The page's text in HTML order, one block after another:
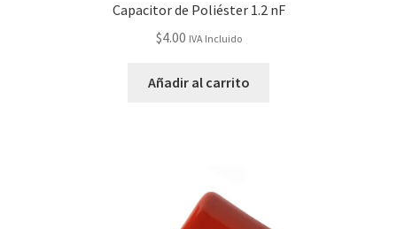
Capacitor de Poliéster 1.2 nF
$4.00 IVA Incluido
Añadir al carrito